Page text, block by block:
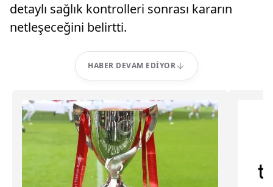
detaylı sağlık kontrolleri sonrası kararın
netleşeceğini belirtti.
HABER DEVAM EDIYOR